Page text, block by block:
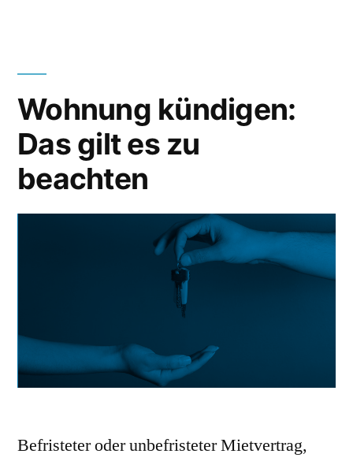
Wohnung kündigen:
Das gilt es zu
beachten
Befristeter oder unbefristeter Mietvertrag,